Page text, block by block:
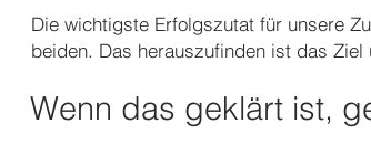
Die wichtigste Erfolgszutat für unsere
beiden. Das herauszufinden ist das
Wenn das geklärt ist,